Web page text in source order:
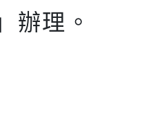
辦理。